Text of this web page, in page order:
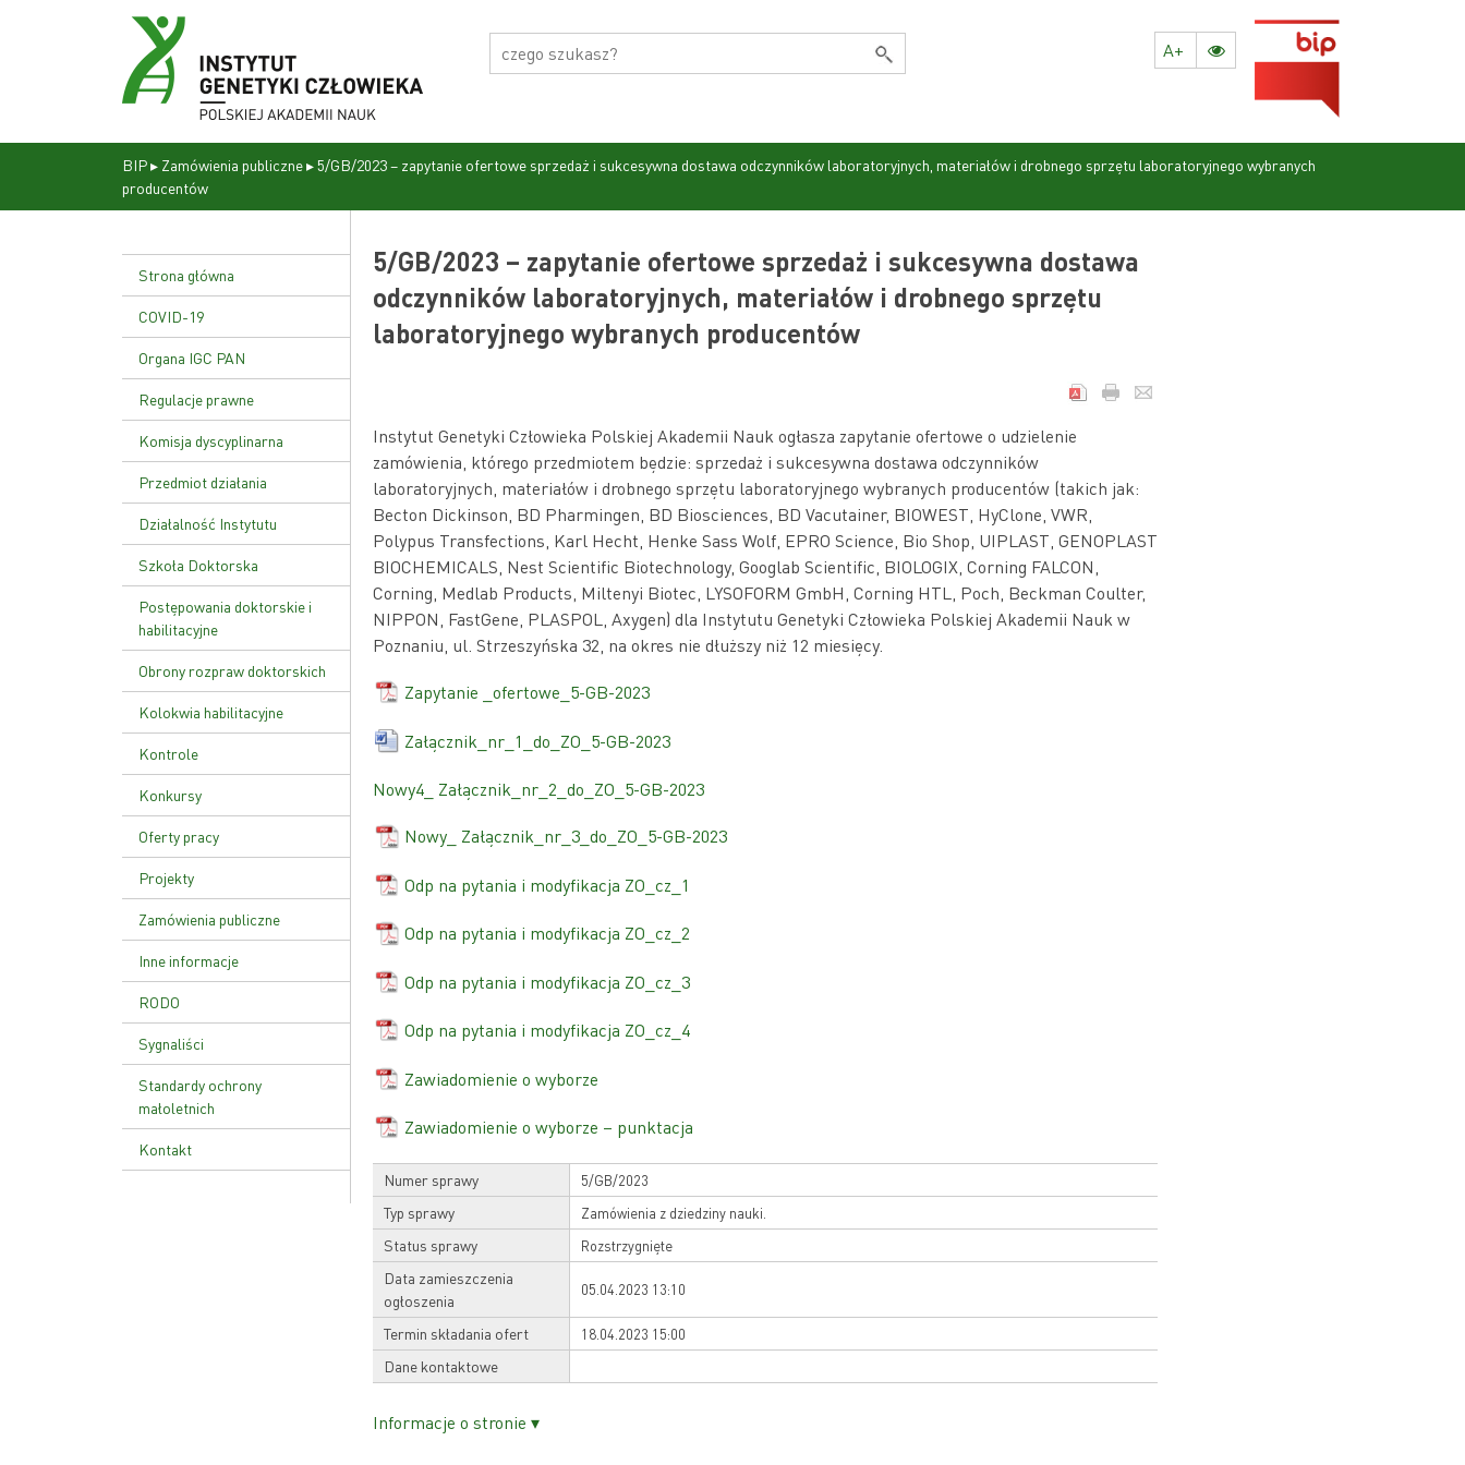
A+
BIP▸ Zamówienia publiczne▸5/GB/2023 – zapytanie ofertowe sprzedaż i sukcesywna dostawa odczynników laboratoryjnych, materiałów i drobnego sprzętu laboratoryjnego wybranych
producentów
Strona główna
COVID-19
Organa IGC PAN
Dyrekcja
Rada naukowa
Regulacje prawne
Statut Instytutu
Uchwała nr 17/02
Ustawa o PAN
Komisja dyscyplinarna
Przedmiot działania
Działalność Instytutu
Zakład Genetyki Molekularnej
i Translacyjnej
Zakład Funkcji Kwasów
Nukleinowych
Zakład Patologii Molekularnej
Zakład Zaawansowanych
Terapii Biomedycznych i
Niepłodności
Zakład Genetyki Nowotworów
Zakład Biologii Rozrodu i
Genomiki Gamet
Szkoła Doktorska
Plan zajęć
Rekrutacja
Postępowania doktorskie i
habilitacyjne
Obrony rozpraw doktorskich
Kolokwia habilitacyjne
Kontrole
Kontrola zarządcza
Kontrole zewnętrzne
sprawie kontroli zarządczej
Konkursy
Oferty pracy
Projekty
Zamówienia publiczne
Inne informacje
RODO
Sygnaliści
Standardy ochrony
małoletnich
Kontakt
5/GB/2023 – zapytanie ofertowe sprzedaż i sukcesywna dostawa
odczynników laboratoryjnych, materiałów i drobnego sprzętu
laboratoryjnego wybranych producentów
Instytut Genetyki Człowieka Polskiej Akademii Nauk ogłasza zapytanie ofertowe o udzielenie
zamówienia, którego przedmiotem będzie: sprzedaż i sukcesywna dostawa odczynników
laboratoryjnych, materiałów i drobnego sprzętu laboratoryjnego wybranych producentów (takich jak:
Becton Dickinson, BD Pharmingen, BD Biosciences, BD Vacutainer, BIOWEST, HyClone, VWR,
Polypus Transfections, Karl Hecht, Henke Sass Wolf, EPRO Science, Bio Shop, UIPLAST, GENOPLAST
BIOCHEMICALS, Nest Scientific Biotechnology, Googlab Scientific, BIOLOGIX, Corning FALCON,
Corning, Medlab Products, Miltenyi Biotec, LYSOFORM GmbH, Corning HTL, Poch, Beckman Coulter,
NIPPON, FastGene, PLASPOL, Axygen) dla Instytutu Genetyki Człowieka Polskiej Akademii Nauk w
Poznaniu, ul. Strzeszyńska 32, na okres nie dłuższy niż 12 miesięcy.
Zapytanie _ofertowe_5-GB-2023
Załącznik_nr_1_do_ZO_5-GB-2023
Nowy4_ Załącznik_nr_2_do_ZO_5-GB-2023
Nowy_ Załącznik_nr_3_do_ZO_5-GB-2023
Odp na pytania i modyfikacja ZO_cz_1
Odp na pytania i modyfikacja ZO_cz_2
Odp na pytania i modyfikacja ZO_cz_3
Odp na pytania i modyfikacja ZO_cz_4
Zawiadomienie o wyborze
Zawiadomienie o wyborze – punktacja
Numer sprawy 5/GB/2023
Typ sprawy Zamówienia z dziedziny nauki.
Status sprawy Rozstrzygnięte
Data zamieszczenia
ogłoszenia
05.04.2023 13:10
Termin składania ofert 18.04.2023 15:00
Dane kontaktowe
Informacje o stronie ▾